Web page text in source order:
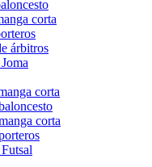
corta
árbitros
corta
corta